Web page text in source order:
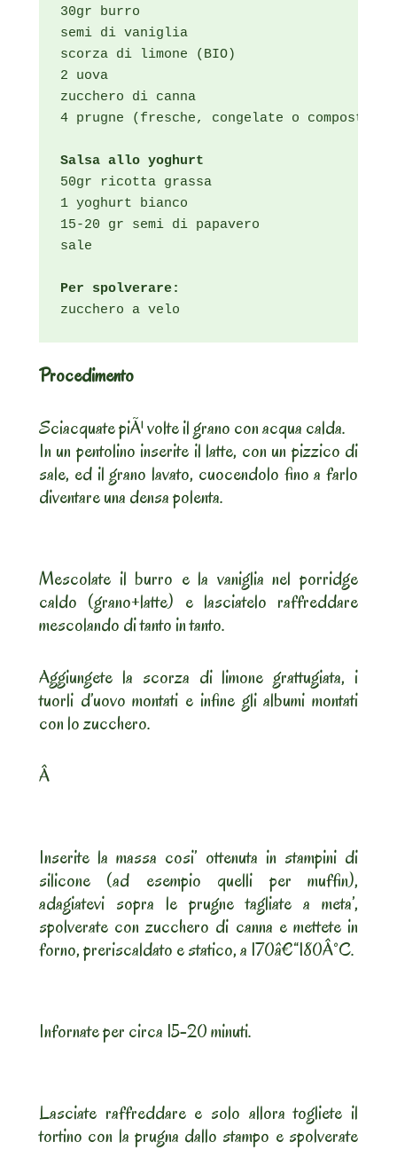
30gr burro
semi di vaniglia
scorza di limone (BIO)
2 uova
zucchero di canna
4 prugne (fresche, congelate o composta)
Salsa allo yoghurt
50gr ricotta grassa
1 yoghurt bianco
15-20 gr semi di papavero
sale
Per spolverare:
zucchero a velo
Procedimento
Sciacquate piÃ¹ volte il grano con acqua calda.
In un pentolino inserite il latte, con un pizzico di
sale, ed il grano lavato, cuocendolo fino a farlo
diventare una densa polenta.
Mescolate il burro e la vaniglia nel porridge
caldo (grano+latte) e lasciatelo raffreddare
mescolando di tanto in tanto.
Aggiungete la scorza di limone grattugiata, i
tuorli d’uovo montati e infine gli albumi montati
con lo zucchero.
Â
Inserite la massa cosi’ ottenuta in stampini di
silicone (ad esempio quelli per muffin),
adagiatevi sopra le prugne tagliate a meta’,
spolverate con zucchero di canna e mettete in
forno, preriscaldato e statico, a 170â€“180Â°C.
Infornate per circa 15-20 minuti.
Lasciate raffreddare e solo allora togliete il
tortino con la prugna dallo stampo e spolverate